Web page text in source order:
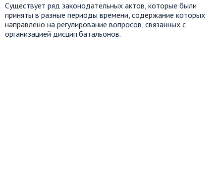
Существует ряд законодательных актов, которые были
приняты в разные периоды времени, содержание которых
направлено на регулирование вопросов, связанных с
организацией дисцип.батальонов.